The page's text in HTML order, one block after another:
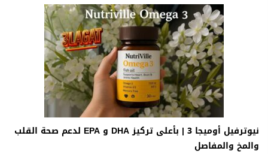
نيوترفيل أوميجا 3 | بأعلى تركيز DHA و EPA لدعم صحة القلب
والمخ والمفاصل